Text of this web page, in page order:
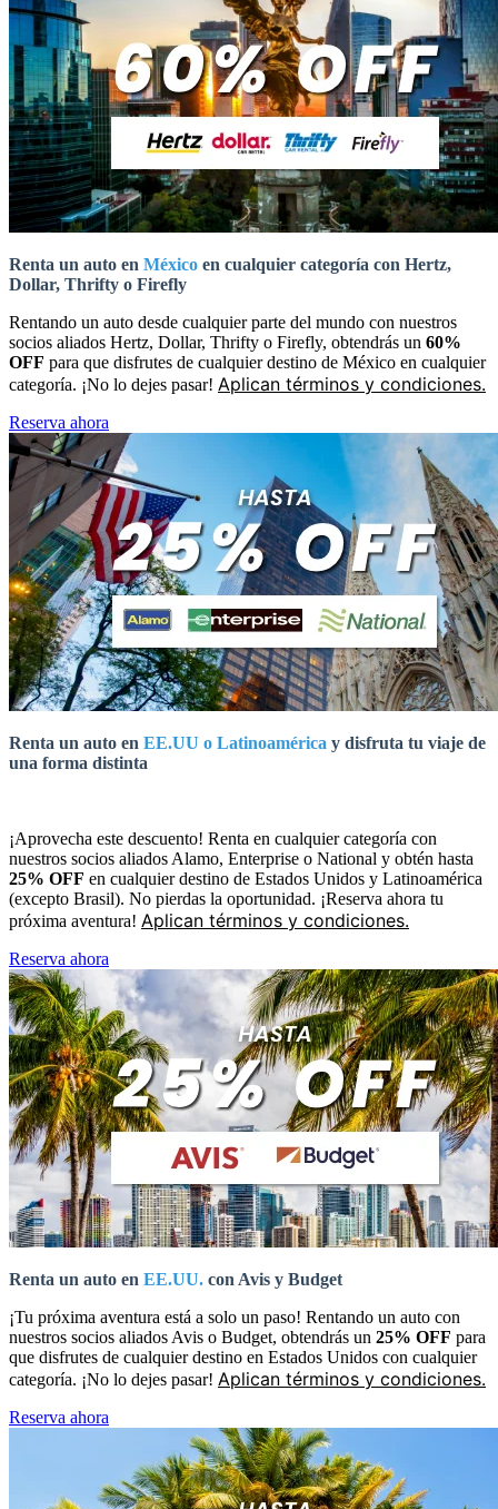
Renta un auto en México en cualquier categoría con Hertz,
Dollar, Thrifty o Firefly
Rentando un auto desde cualquier parte del mundo con nuestros
socios aliados Hertz, Dollar, Thrifty o Firefly, obtendrás un 60%
OFF para que disfrutes de cualquier destino de México en cualquier
categoría. ¡No lo dejes pasar! Aplican términos y condiciones.
Reserva ahora
Renta un auto en EE.UU o Latinoamérica y disfruta tu viaje de
una forma distinta
¡Aprovecha este descuento! Renta en cualquier categoría con
nuestros socios aliados Alamo, Enterprise o National y obtén hasta
25% OFF en cualquier destino de Estados Unidos y Latinoamérica
(excepto Brasil). No pierdas la oportunidad. ¡Reserva ahora tu
próxima aventura! Aplican términos y condiciones.
Reserva ahora
Renta un auto en EE.UU. con Avis y Budget
¡Tu próxima aventura está a solo un paso! Rentando un auto con
nuestros socios aliados Avis o Budget, obtendrás un 25% OFF para
que disfrutes de cualquier destino en Estados Unidos con cualquier
categoría. ¡No lo dejes pasar! Aplican términos y condiciones.
Reserva ahora